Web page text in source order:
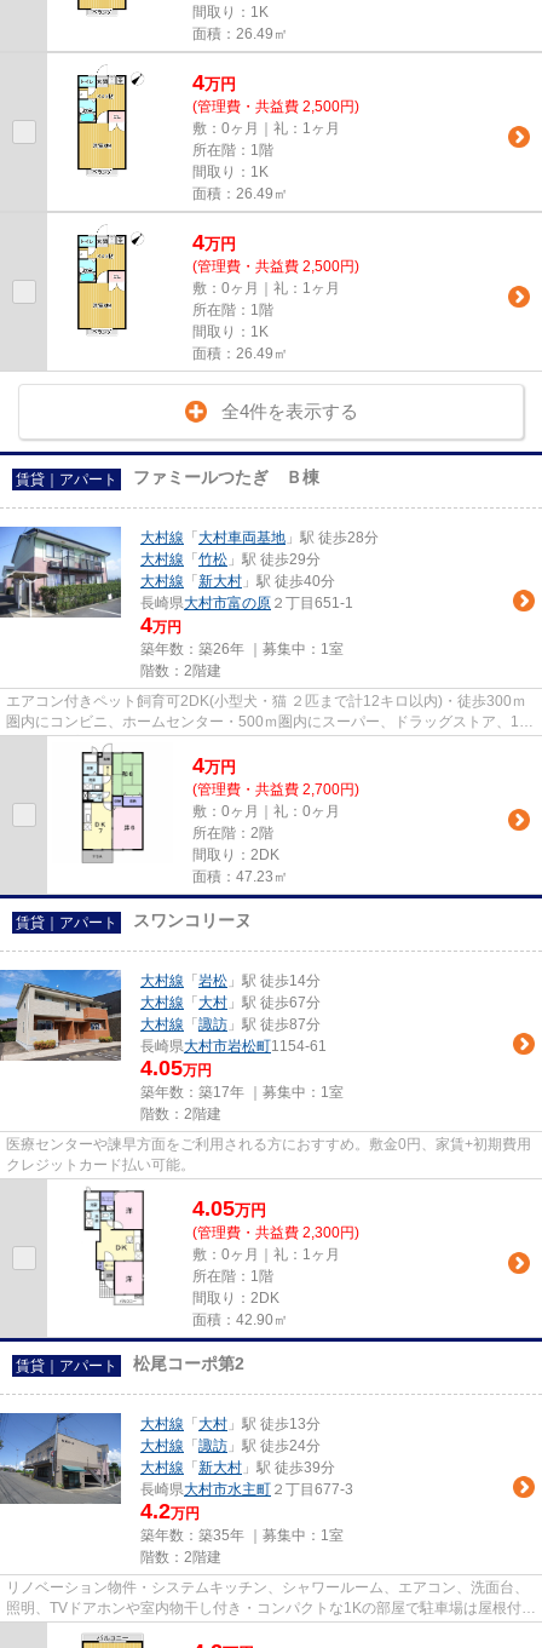
間取り：1K
面積：26.49㎡
4万円
(管理費・共益費 2,500円)
敷：0ヶ月｜礼：1ヶ月
所在階：1階
間取り：1K
面積：26.49㎡
4万円
(管理費・共益費 2,500円)
敷：0ヶ月｜礼：1ヶ月
所在階：1階
間取り：1K
面積：26.49㎡
全4件を表示する
賃貸｜アパート ファミールつたぎ Ｂ棟
大村線 「 大村車両基地 」駅 徒歩28分
大村線 「 竹松 」駅 徒歩29分
大村線 「 新大村 」駅 徒歩40分
長崎県大村市富の原 ２丁目651-1
4万円
築年数：築26年 ｜募集中： 1室
階数：2階建
エアコン付きペット飼育可2DK(小型犬・猫 ２匹まで計12キロ以内)・徒歩300ｍ
圏内にコンビニ、ホームセンター・500ｍ圏内にスーパー、ドラッグストア、100
4万円
(管理費・共益費 2,700円)
敷：0ヶ月｜礼：0ヶ月
所在階：2階
間取り：2DK
面積：47.23㎡
賃貸｜アパート スワンコリーヌ
大村線 「 岩松 」駅 徒歩14分
大村線 「 大村 」駅 徒歩67分
大村線 「 諏訪 」駅 徒歩87分
長崎県大村市岩松町1154-61
4.05万円
築年数：築17年 ｜募集中： 1室
階数：2階建
医療センターや諫早方面をご利用される方におすすめ。敷金0円、家賃+初期費用
クレジットカード払い可能。
4.05万円
(管理費・共益費 2,300円)
敷：0ヶ月｜礼：1ヶ月
所在階：1階
間取り：2DK
面積：42.90㎡
賃貸｜アパート 松尾コーポ第2
大村線 「 大村 」駅 徒歩13分
大村線 「 諏訪 」駅 徒歩24分
大村線 「 新大村 」駅 徒歩39分
長崎県大村市水主町 ２丁目677-3
4.2万円
築年数：築35年 ｜募集中： 1室
階数：2階建
リノベーション物件・システムキッチン、シャワールーム、エアコン、洗面台、
照明、TVドアホンや室内物干し付き・コンパクトな1Kの部屋で駐車場は屋根付き